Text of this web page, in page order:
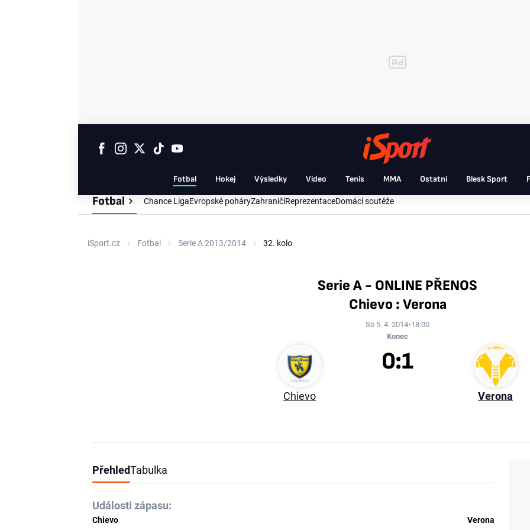
Fotbal Hokej Výsledky Video Tenis MMA Ostatní Blesk Sport
Fotbal Chance LigaEvropské poháryZahraničíReprezentaceDomácí soutěže
iSport.cz Fotbal Serie A 2013/2014 32. kolo
Serie A - ONLINE PŘENOS
Chievo : Verona
So 5. 4. 2014 18:00
Konec
Chievo Verona
0:1
PřehledTabulka
Události zápasu:
Chievo
Verona